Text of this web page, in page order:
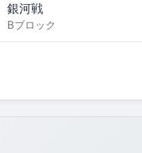
銀河戦
Bブロック